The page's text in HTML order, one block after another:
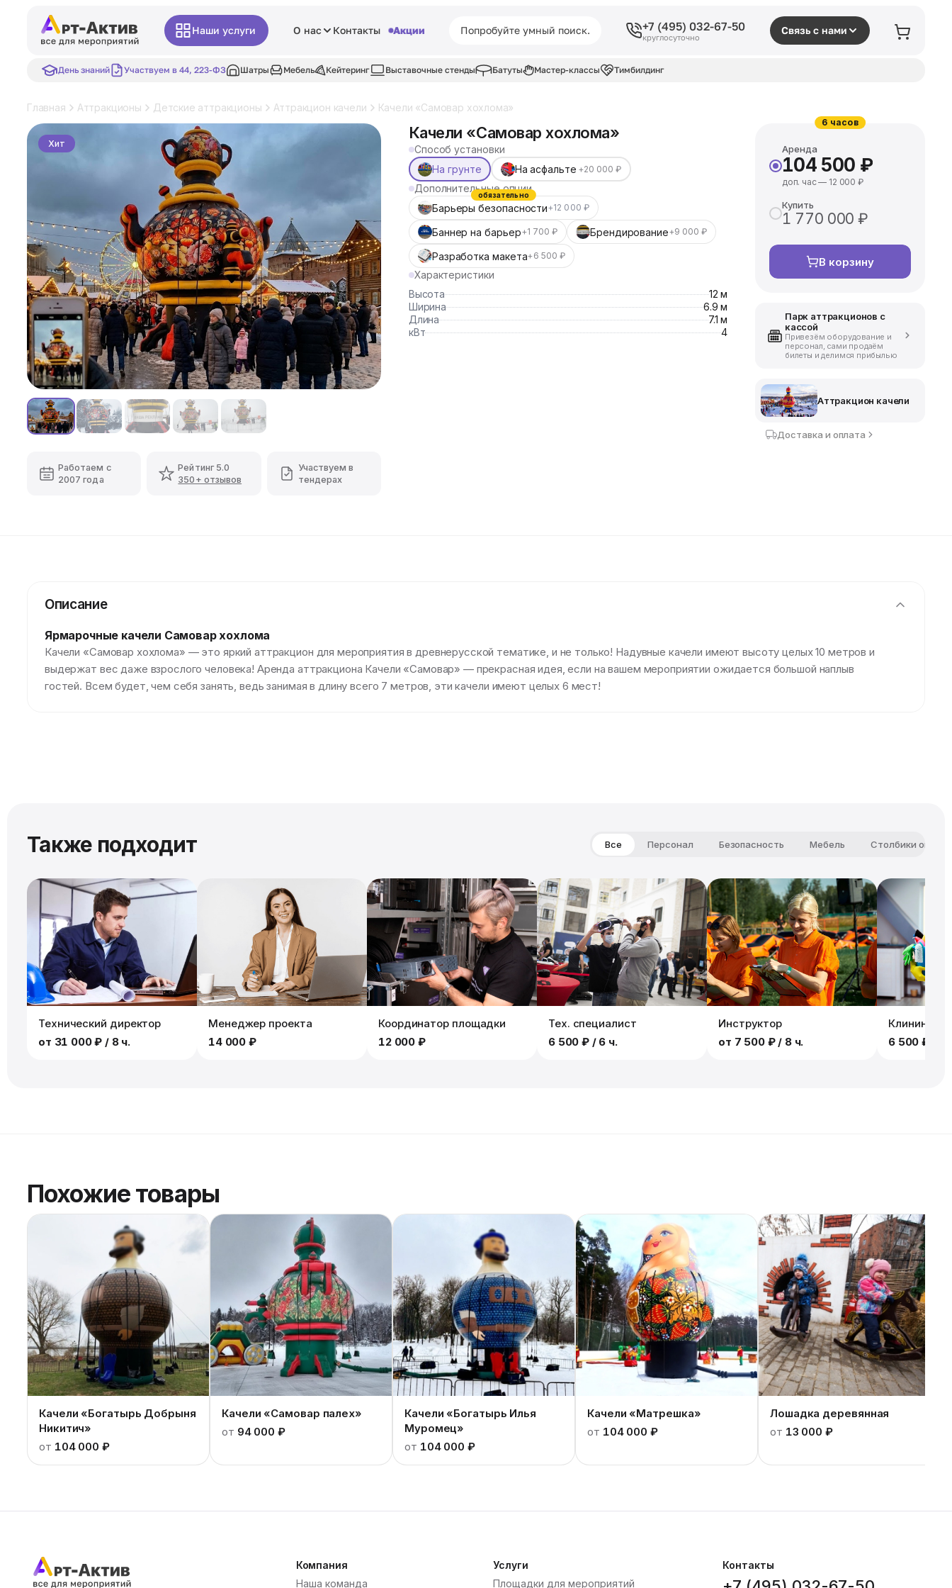
Наши услуги О нас Контакты Акции +7 (495) 032-67-50
круглосуточно
Связь с нами
День знаний Участвуем в 44, 223-ФЗ Шатры Мебель Кейтеринг Выставочные стенды Батуты Мастер-классы Тимбилдинг
Главная Аттракционы Детские аттракционы Аттракцион качели Качели «Самовар хохлома»
Хит
Работаем с
2007 года
Рейтинг 5.0
350+ отзывов
Участвуем в
тендерах
Качели «Самовар хохлома»
Способ установки
На грунте
На асфальте +20 000 ₽
Дополнительные опции
Барьеры безопасности+12 000 ₽
обязательно
Баннер на барьер+1 700 ₽ Брендирование+9 000 ₽
Разработка макета+6 500 ₽
Характеристики
Высота
12 м
Ширина
6.9 м
Длина
7.1 м
кВт
4
6 часов
Аренда
104 500 ₽
доп. час — 12 000 ₽
Купить
1 770 000 ₽
В корзину
Парк аттракционов с
кассой
Привезём оборудование и
персонал, сами продаём
билеты и делимся прибылью
Аттракцион качели
Доставка и оплата
Описание
Ярмарочные качели Самовар хохлома
Качели «Самовар хохлома» — это яркий аттракцион для мероприятия в древнерусской тематике, и не только! Надувные качели имеют высоту целых 10 метров и
выдержат вес даже взрослого человека! Аренда аттракциона Качели «Самовар» — прекрасная идея, если на вашем мероприятии ожидается большой наплыв
гостей. Всем будет, чем себя занять, ведь занимая в длину всего 7 метров, эти качели имеют целых 6 мест!
Также подходит Все Персонал Безопасность Мебель Столбики
Технический директор
от 31 000 ₽ / 8 ч.
Менеджер проекта
14 000 ₽
Координатор площадки
12 000 ₽
Тех. специалист
6 500 ₽/ 6 ч.
Инструктор
от 7 500 ₽/ 8 ч.
Клининг
6 500 ₽
Похожие товары
Качели «Богатырь Добрыня
Никитич»
от 104 000 ₽
Качели «Самовар палех»
от 94 000 ₽
Качели «Богатырь Илья
Муромец»
от 104 000 ₽
Качели «Матрешка»
от 104 000 ₽
Лошадка деревянная
от 13 000 ₽
Компания
Наша команда
Услуги
Площадки для мероприятий
Контакты